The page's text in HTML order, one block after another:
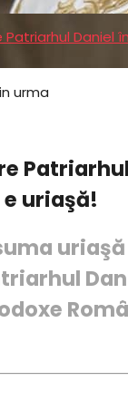
Daniel
urma
e uriaşă!